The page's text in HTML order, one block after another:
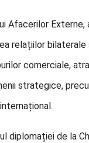
Afacerilor Externe,
relațiilor
comerciale,
strategice,
diplomației de la